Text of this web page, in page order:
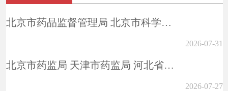
北京市药品监督管理局 北京市科学技术委员会、中关村科技园区管理委员会 北...
2026-07-31
北京市药监局 天津市药监局 河北省药监局关于印发《京津冀药品上市许可持有...
2026-07-27